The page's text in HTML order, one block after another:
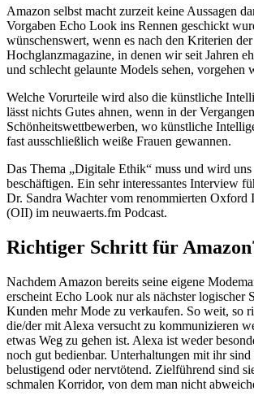
Amazon selbst macht zurzeit keine Aussagen
Vorgaben Echo Look ins Rennen geschickt
wünschenswert, wenn es nach den Kriterien der
Hochglanzmagazine, in denen wir seit Jahren
und schlecht gelaunte Models sehen, vorgehen
Welche Vorurteile wird also die künstliche
lässt nichts Gutes ahnen, wenn in der
Schönheitswettbewerben, wo künstliche
fast ausschließlich weiße Frauen gewannen.
Das Thema „Digitale Ethik“ muss und wird
beschäftigen. Ein sehr interessantes Interview
Dr. Sandra Wachter vom renommierten Oxford
(OII) im neuwaerts.fm Podcast.
Richtiger Schritt für
Nachdem Amazon bereits seine eigene
erscheint Echo Look nur als nächster logischer
Kunden mehr Mode zu verkaufen. So weit, so
die/der mit Alexa versucht zu kommunizieren
etwas Weg zu gehen ist. Alexa ist weder
noch gut bedienbar. Unterhaltungen mit ihr sind
belustigend oder nervtötend. Zielführend sind
schmalen Korridor, von dem man nicht